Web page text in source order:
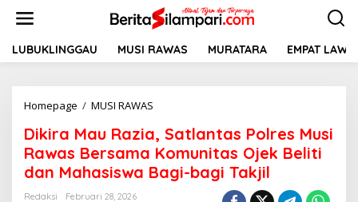
t
LUBUKLINGGAU MUSI RAWAS MURATARA EMPAT
Homepage / MUSI RAWAS
k
r
a
Dikira Mau Razia, Satlantas Polres Musi
Rawas Bersama Komunitas Ojek Beliti
dan Mahasiswa Bagi-bagi Takjil
Redaksi
Februari 28, 2026